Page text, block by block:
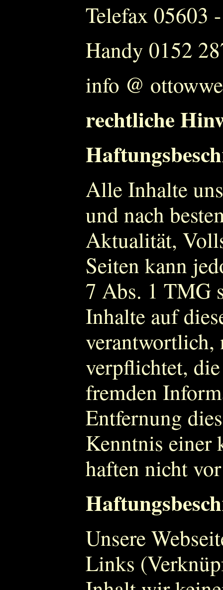
Telefax 05603
Handy 0152
info @
rechtliche
Alle Inhalte
und nach
Aktualität,
Seiten kann
7 Abs. 1 TMG
Inhalte auf
verpflichtet,
fremden
Entfernung
Kenntnis einer
haften nicht
Unsere
Links